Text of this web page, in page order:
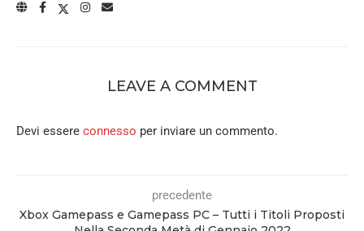
LEAVE A COMMENT
Devi essere connesso per inviare un commento.
precedente
Xbox Gamepass e Gamepass PC – Tutti i Titoli Proposti